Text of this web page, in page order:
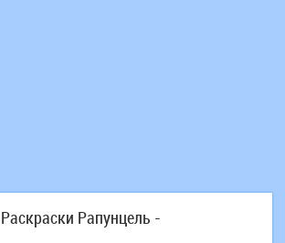
Раскраски Рапунцель -